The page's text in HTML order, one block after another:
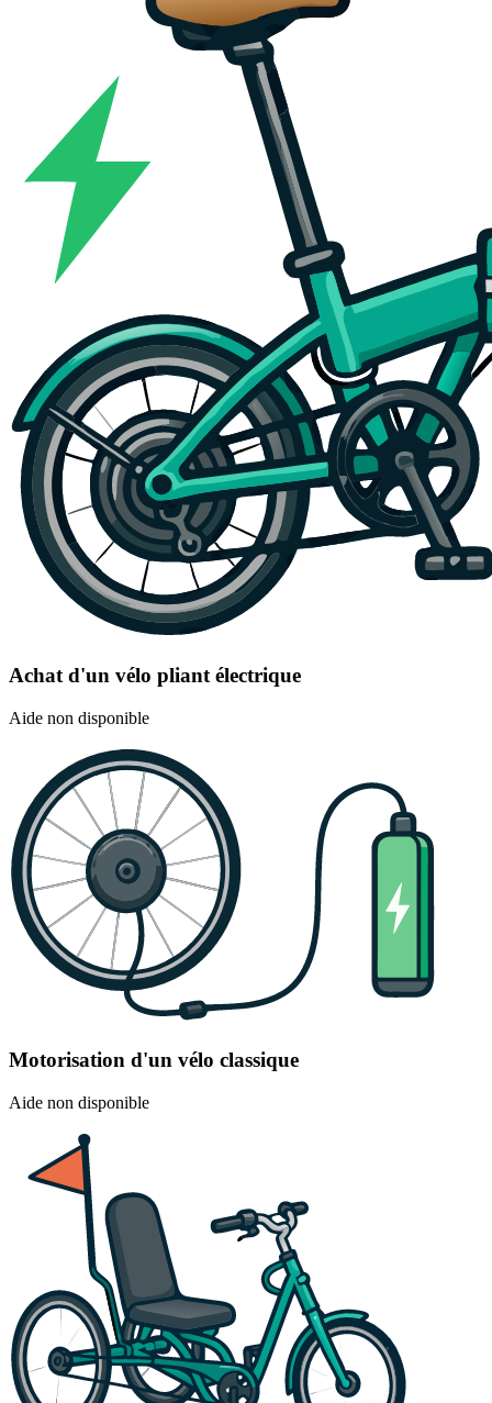
Achat d'un vélo pliant électrique
Aide non disponible
Motorisation d'un vélo classique
Aide non disponible